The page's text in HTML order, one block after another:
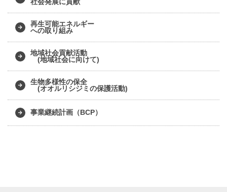
再生可能エネルギー
への取り組み
地域社会貢献活動
(地域社会に向けて)
生物多様性の保全
(オオルリシジミの保護活動)
事業継続計画（BCP）